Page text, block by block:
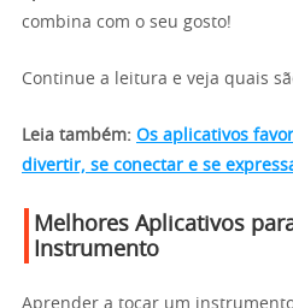
combina com o seu gosto!
Continue a leitura e veja quais
Leia também: Os aplicativos
divertir, se conectar e se
Melhores Aplicativos
Instrumento
Aprender a tocar um